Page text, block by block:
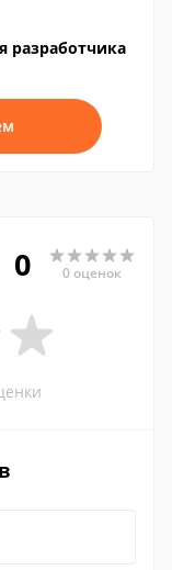
разработчика
0 0 оценок